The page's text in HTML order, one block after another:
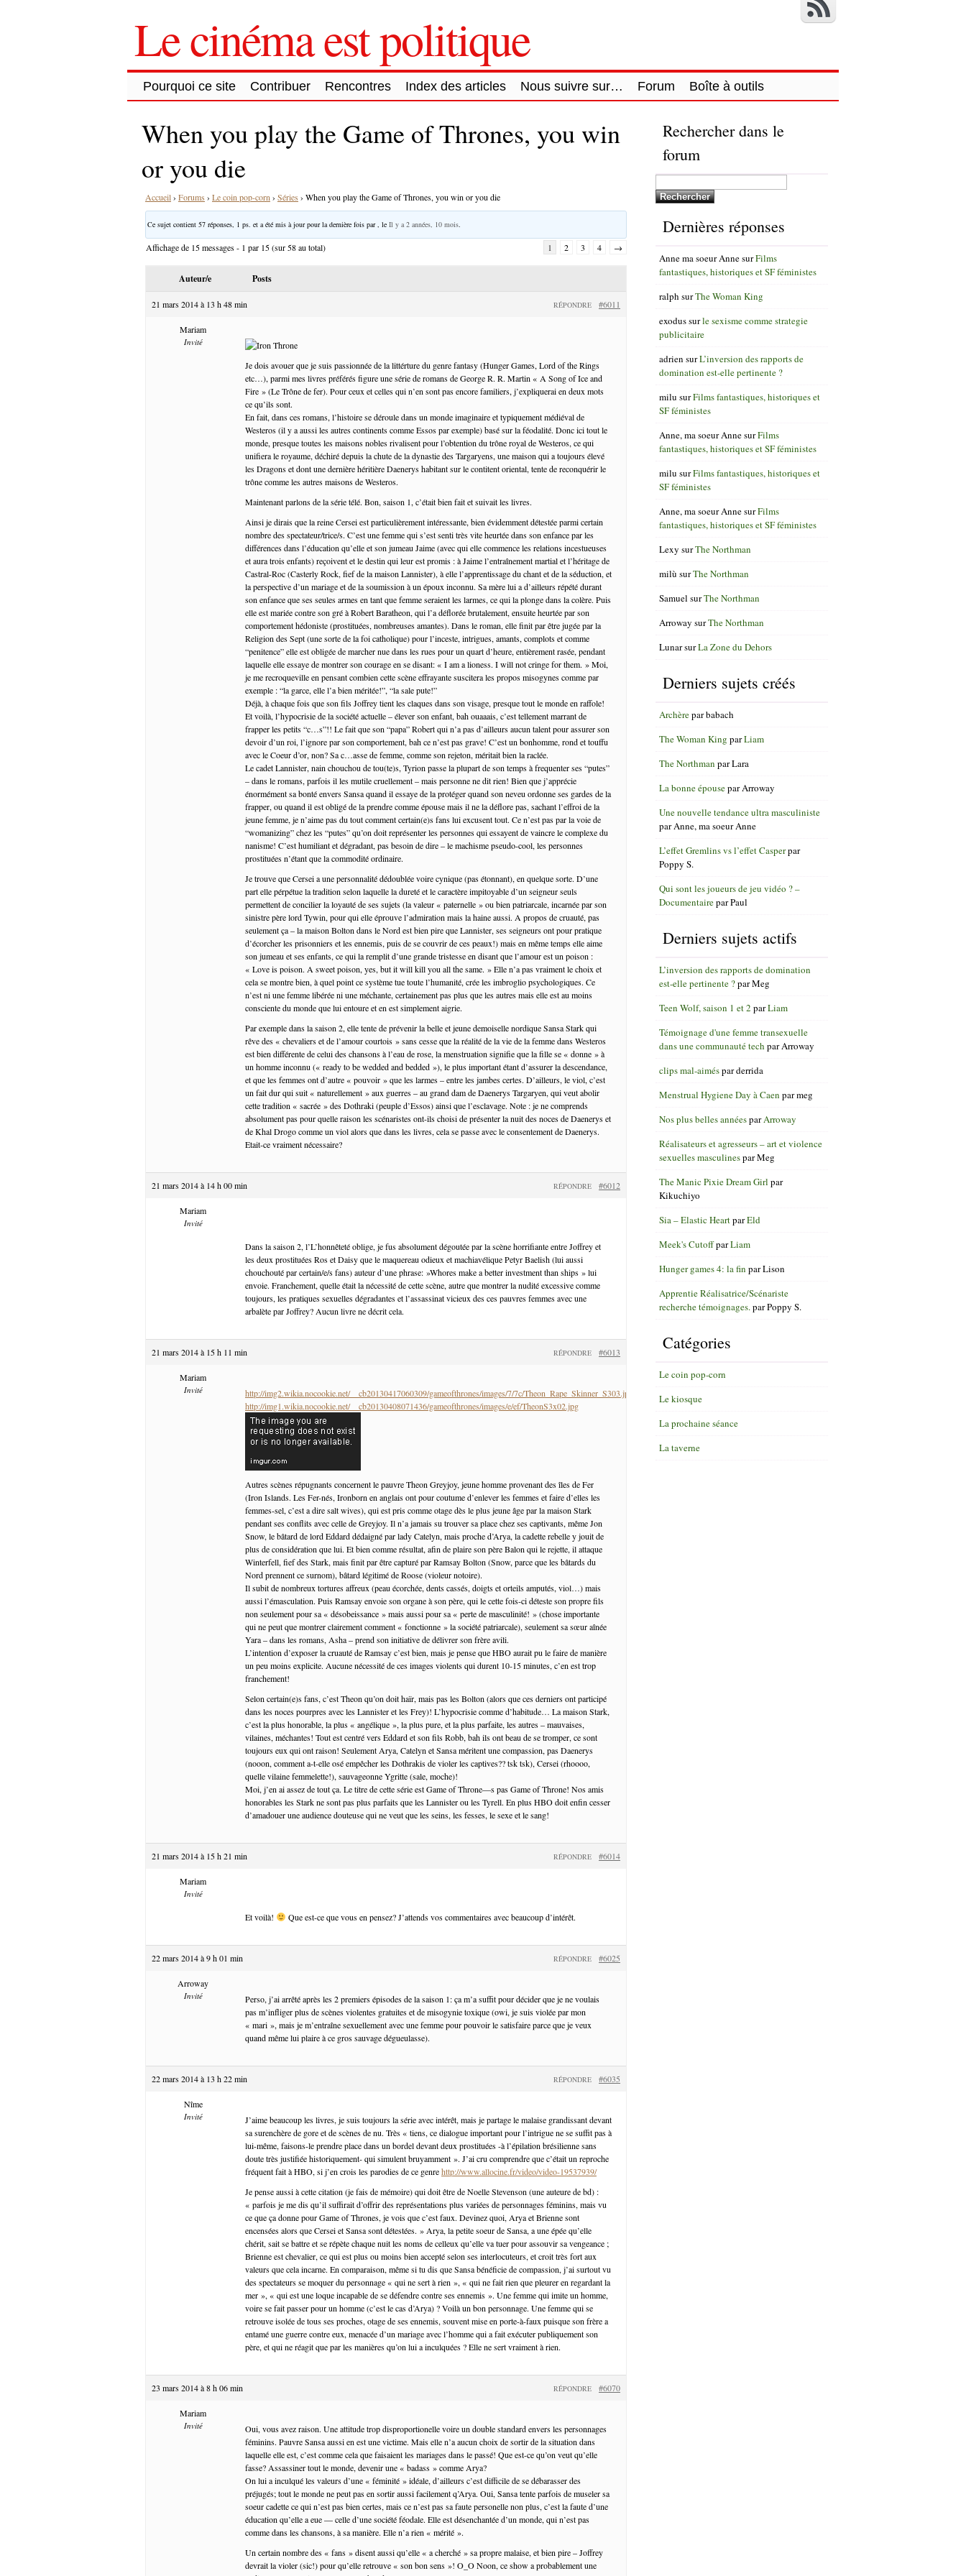
Le cinéma est politique
Pourquoi ce site Contribuer Rencontres Index des articles Nous suivre sur… Forum Boîte à outils
When you play the Game of Thrones, you win
or you die
Accueil› Forums › Le coin pop-corn › Séries › When you play the Game of Thrones, you win or you die
Ce sujet contient 57 réponses, 1 ps. et a été mis à jour pour la dernière fois par , le Il y a 2 années, 10 mois
Affichage de 15 messages - 1 par 15 (sur 58 au total) 1 2 3 4 →
Auteur/e Posts
21 mars 2014 à 13 h 48 min #6011
RÉPONDRE
Mariam
Invité
Je dois avouer que je suis passionnée de la littérture du genre fantasy (Hunger Games, Lord of the Rings
etc…), parmi mes livres préférés figure une série de romans de George R. R. Martin « A Song of Ice and
Fire » (Le Trône de fer). Pour ceux et celles qui n’en sont pas encore familiers, j’expliquerai en deux mots
ce qu’ils sont.
En fait, dans ces romans, l’histoire se déroule dans un monde imaginaire et typiquement médiéval de
Westeros (il y a aussi les autres continents comme Essos par exemple) basé sur la féodalité. Donc ici tout le
monde, presque toutes les maisons nobles rivalisent pour l’obtention du trône royal de Westeros, ce qui
unifiera le royaume, déchiré depuis la chute de la dynastie des Targaryens, une maison qui a toujours élevé
les Dragons et dont une dernière héritière Daenerys habitant sur le contitent oriental, tente de reconquérir le
trône comme les autres maisons de Westeros.
Maintenant parlons de la série télé. Bon, saison 1, c’était bien fait et suivait les livres.
Ainsi je dirais que la reine Cersei est particulièrement intéressante, bien évidemment détestée parmi certain
nombre des spectateur/trice/s. C’est une femme qui s’est senti très vite heurtée dans son enfance par les
différences dans l’éducation qu’elle et son jumeau Jaime (avec qui elle commence les relations incestueuses
et aura trois enfants) reçoivent et le destin qui leur est promis : à Jaime l’entraînement martial et l’héritage de
Castral-Roc (Casterly Rock, fief de la maison Lannister), à elle l’apprentissage du chant et de la séduction, et
la perspective d’un mariage et de la soumission à un époux inconnu. Sa mère lui a d’ailleurs répété durant
son enfance que ses seules armes en tant que femme seraient les larmes, ce qui la plonge dans la colère. Puis
elle est mariée contre son gré à Robert Baratheon, qui l’a déflorée brutalement, ensuite heurtée par son
comportement hédoniste (prostituées, nombreuses amantes). Dans le roman, elle finit par être jugée par la
Religion des Sept (une sorte de la foi catholique) pour l’inceste, intrigues, amants, complots et comme
“penitence” elle est obligée de marcher nue dans les rues pour un quart d’heure, entièrement rasée, pendant
laquelle elle essaye de montrer son courage en se disant: « I am a lioness. I will not cringe for them. » Moi,
je me recroqueville en pensant combien cette scène effrayante suscitera les propos misogynes comme par
exemple : “la garce, elle l’a bien méritée!”, “la sale pute!”
Déjà, à chaque fois que son fils Joffrey tient les claques dans son visage, presque tout le monde en raffole!
Et voilà, l’hypocrisie de la société actuelle – élever son enfant, bah ouaaais, c’est tellement marrant de
frapper les petits “c…s”!! Le fait que son “papa” Robert qui n’a pas d’ailleurs aucun talent pour assurer son
devoir d’un roi, l’ignore par son comportement, bah ce n’est pas grave! C’est un bonhomme, rond et touffu
avec le Coeur d’or, non? Sa c…asse de femme, comme son rejeton, méritait bien la raclée.
Le cadet Lannister, nain chouchou de tou(te)s, Tyrion passe la plupart de son temps à frequenter ses “putes”
– dans le romans, parfois il les mutile cruellement – mais personne ne dit rien! Bien que j’apprécie
énormément sa bonté envers Sansa quand il essaye de la protéger quand son neveu ordonne ses gardes de la
frapper, ou quand il est obligé de la prendre comme épouse mais il ne la déflore pas, sachant l’effroi de la
jeune femme, je n’aime pas du tout comment certain(e)s fans lui excusent tout. Ce n’est pas par la voie de
“womanizing” chez les “putes” qu’on doit représenter les personnes qui essayent de vaincre le complexe du
nanisme! C’est humiliant et dégradant, pas besoin de dire – le machisme pseudo-cool, les personnes
prostituées n’étant que la commodité ordinaire.
Je trouve que Cersei a une personnalité dédoublée voire cynique (pas étonnant), en quelque sorte. D’une
part elle pérpétue la tradition selon laquelle la dureté et le caractère impitoyable d’un seigneur seuls
permettent de concilier la loyauté de ses sujets (la valeur « paternelle » ou bien patriarcale, incarnée par son
sinistre père lord Tywin, pour qui elle éprouve l’admiration mais la haine aussi. A propos de cruauté, pas
seulement ça – la maison Bolton dans le Nord est bien pire que Lannister, ses seigneurs ont pour pratique
d’écorcher les prisonniers et les ennemis, puis de se couvrir de ces peaux!) mais en même temps elle aime
son jumeau et ses enfants, ce qui la remplit d’une grande tristesse en disant que l’amour est un poison :
« Love is poison. A sweet poison, yes, but it will kill you all the same. » Elle n’a pas vraiment le choix et
cela se montre bien, à quel point ce système tue toute l’humanité, crée les imbroglio psychologiques. Ce
n’est ni une femme libérée ni une méchante, certainement pas plus que les autres mais elle est au moins
consciente du monde que lui entoure et en est simplement aigrie.
Par exemple dans la saison 2, elle tente de prévenir la belle et jeune demoiselle nordique Sansa Stark qui
rêve des « chevaliers et de l’amour courtois » sans cesse que la réalité de la vie de la femme dans Westeros
est bien différente de celui des chansons à l’eau de rose, la menstruation signifie que la fille se « donne » à
un homme inconnu (« ready to be wedded and bedded »), le plus important étant d’assurer la descendance,
et que les femmes ont d’autre « pouvoir » que les larmes – entre les jambes certes. D’ailleurs, le viol, c’est
un fait dur qui suit « naturellement » aux guerres – au grand dam de Daenerys Targaryen, qui veut abolir
cette tradition « sacrée » des Dothraki (peuple d’Essos) ainsi que l’esclavage. Note : je ne comprends
absolument pas pour quelle raison les scénaristes ont-ils choisi de présenter la nuit des noces de Daenerys et
de Khal Drogo comme un viol alors que dans les livres, cela se passe avec le consentement de Daenerys.
Etait-ce vraiment nécessaire?
21 mars 2014 à 14 h 00 min #6012
RÉPONDRE
Mariam
Invité
Dans la saison 2, l’L’honnêteté oblige, je fus absolument dégoutée par la scène horrifiante entre Joffrey et
les deux prostituées Ros et Daisy que le maquereau odieux et machiavélique Petyr Baelish (lui aussi
chouchouté par certain/e/s fans) auteur d’une phrase: »Whores make a better investment than ships » lui
envoie. Franchement, quelle était la nécessité de cette scène, autre que montrer la nudité excessive comme
toujours, les pratiques sexuelles dégradantes et l’assassinat vicieux des ces pauvres femmes avec une
arbalète par Joffrey? Aucun livre ne décrit cela.
21 mars 2014 à 15 h 11 min #6013
RÉPONDRE
Mariam
Invité
http://img2.wikia.nocookie.net/__cb20130417060309/gameofthrones/images/7/7c/Theon_Rape_Skinner_S303.jpg
http://img1.wikia.nocookie.net/__cb20130408071436/gameofthrones/images/e/ef/TheonS3x02.jpg
Autres scènes répugnants concernent le pauvre Theon Greyjoy, jeune homme provenant des îles de Fer
(Iron Islands. Les Fer-nés, Ironborn en anglais ont pour coutume d’enlever les femmes et faire d’elles les
femmes-sel, c’est a dire salt wives), qui est pris comme otage dès le plus jeune âge par la maison Stark
pendant ses conflits avec celle de Greyjoy. Il n’a jamais su trouver sa place chez ses captivants, même Jon
Snow, le bâtard de lord Eddard dédaigné par lady Catelyn, mais proche d’Arya, la cadette rebelle y jouit de
plus de considération que lui. Et bien comme résultat, afin de plaire son père Balon qui le rejette, il attaque
Winterfell, fief des Stark, mais finit par être capturé par Ramsay Bolton (Snow, parce que les bâtards du
Nord prennent ce surnom), bâtard légitimé de Roose (violeur notoire).
Il subit de nombreux tortures affreux (peau écorchée, dents cassés, doigts et orteils amputés, viol…) mais
aussi l’émasculation. Puis Ramsay envoie son organe à son père, qui le cette fois-ci déteste son propre fils
non seulement pour sa « désobeissance » mais aussi pour sa « perte de masculinité! » (chose importante
qui ne peut que montrer clairement comment « fonctionne » la société patriarcale), seulement sa sœur aînée
Yara – dans les romans, Asha – prend son initiative de délivrer son frère avili.
L’intention d’exposer la cruauté de Ramsay c’est bien, mais je pense que HBO aurait pu le faire de manière
un peu moins explicite. Aucune nécessité de ces images violents qui durent 10-15 minutes, c’en est trop
franchement!
Selon certain(e)s fans, c’est Theon qu’on doit haïr, mais pas les Bolton (alors que ces derniers ont participé
dans les noces pourpres avec les Lannister et les Frey)! L’hypocrisie comme d’habitude… La maison Stark,
c’est la plus honorable, la plus « angélique », la plus pure, et la plus parfaite, les autres – mauvaises,
vilaines, méchantes! Tout est centré vers Eddard et son fils Robb, bah ils ont beau de se tromper, ce sont
toujours eux qui ont raison! Seulement Arya, Catelyn et Sansa méritent une compassion, pas Daenerys
(nooon, comment a-t-elle osé empêcher les Dothrakis de violer les captives?? tsk tsk), Cersei (rhoooo,
quelle vilaine femmelette!), sauvageonne Ygritte (sale, moche)!
Moi, j’en ai assez de tout ça. Le titre de cette série est Game of Throne—s pas Game of Throne! Nos amis
honorables les Stark ne sont pas plus parfaits que les Lannister ou les Tyrell. En plus HBO doit enfin cesser
d’amadouer une audience douteuse qui ne veut que les seins, les fesses, le sexe et le sang!
21 mars 2014 à 15 h 21 min #6014
RÉPONDRE
Mariam
Invité
Et voilà! Que est-ce que vous en pensez? J’attends vos commentaires avec beaucoup d’intérêt.
22 mars 2014 à 9 h 01 min #6025
RÉPONDRE
Arroway
Invité
Perso, j’ai arrêté après les 2 premiers épisodes de la saison 1: ça m’a suffit pour décider que je ne voulais
pas m’infliger plus de scènes violentes gratuites et de misogynie toxique (owi, je suis violée par mon
« mari », mais je m’entraîne sexuellement avec une femme pour pouvoir le satisfaire parce que je veux
quand même lui plaire à ce gros sauvage dégueulasse).
22 mars 2014 à 13 h 22 min #6035
RÉPONDRE
Nîme
Invité
J’aime beaucoup les livres, je suis toujours la série avec intérêt, mais je partage le malaise grandissant devant
sa surenchère de gore et de scènes de nu. Très « tiens, ce dialogue important pour l’intrigue ne se suffit pas à
lui-même, faisons-le prendre place dans un bordel devant deux prostituées -à l’épilation brésilienne sans
doute très justifiée historiquement- qui simulent bruyamment ». J’ai cru comprendre que c’était un reproche
fréquent fait à HBO, si j’en crois les parodies de ce genrehttp://www.allocine.fr/video/video-19537939/
Je pense aussi à cette citation (je fais de mémoire) qui doit être de Noelle Stevenson (une auteure de bd) :
« parfois je me dis qu’il suffirait d’offrir des représentations plus variées de personnages féminins, mais vu
ce que ça donne pour Game of Thrones, je vois que c’est faux. Devinez quoi, Arya et Brienne sont
encensées alors que Cersei et Sansa sont détestées. » Arya, la petite soeur de Sansa, a une épée qu’elle
chérit, sait se battre et se répète chaque nuit les noms de celleux qu’elle va tuer pour assouvir sa vengeance ;
Brienne est chevalier, ce qui est plus ou moins bien accepté selon ses interlocuteurs, et croit très fort aux
valeurs que cela incarne. En comparaison, même si tu dis que Sansa bénéficie de compassion, j’ai surtout vu
des spectateurs se moquer du personnage « qui ne sert à rien », « qui ne fait rien que pleurer en regardant la
mer », « qui est une loque incapable de se défendre contre ses ennemis ». Une femme qui imite un homme,
voire se fait passer pour un homme (c’est le cas d’Arya) ? Voilà un bon personnage. Une femme qui se
retrouve isolée de tous ses proches, otage de ses ennemis, souvent mise en porte-à-faux puisque son frère a
entamé une guerre contre eux, menacée d’un mariage avec l’homme qui a fait exécuter publiquement son
père, et qui ne réagit que par les manières qu’on lui a inculquées ? Elle ne sert vraiment à rien.
23 mars 2014 à 8 h 06 min #6070
RÉPONDRE
Mariam
Invité
Oui, vous avez raison. Une attitude trop disproportionelle voire un double standard envers les personnages
féminins. Pauvre Sansa aussi en est une victime. Mais elle n’a aucun choix de sortir de la situation dans
laquelle elle est, c’est comme cela que faisaient les mariages dans le passé! Que est-ce qu’on veut qu’elle
fasse? Assassiner tout le monde, devenir une « badass » comme Arya?
On lui a inculqué les valeurs d’une « féminité » idéale, d’ailleurs c’est difficile de se débarasser des
préjugés; tout le monde ne peut pas en sortir aussi facilement q’Arya. Oui, Sansa tente parfois de museler sa
soeur cadette ce qui n’est pas bien certes, mais ce n’est pas sa faute personelle non plus, c’est la faute d’une
éducation qu’elle a eue — celle d’une société féodale. Elle est désenchantée d’un monde, qui n’est pas
comme dans les chansons, à sa manière. Elle n’a rien « mérité ».
Un certain nombre des « fans » disent aussi qu’elle « a cherché » sa propre malaise, et bien pire – Joffrey
devrait la violer (sic!) pour qu’elle retrouve « son bon sens »! O_O Noon, ce show a probablement une
Rechercher dans le
forum
Dernières réponses
Anne ma soeur AnnesurFilms
fantastiques, historiques et SF féministes
ralph surThe Woman King
exodussurle sexisme comme strategie
publicitaire
adrien surL’inversion des rapports de
domination est-elle pertinente ?
milu surFilms fantastiques, historiques et
SF féministes
Anne, ma soeur AnnesurFilms
fantastiques, historiques et SF féministes
milu surFilms fantastiques, historiques et
SF féministes
Anne, ma soeur AnnesurFilms
fantastiques, historiques et SF féministes
Lexy surThe Northman
milù surThe Northman
Samuel surThe Northman
Arroway surThe Northman
LunarsurLa Zone du Dehors
Derniers sujets créés
Archèreparbabach
The Woman King parLiam
The Northman parLara
La bonne épouseparArroway
Une nouvelle tendance ultra masculiniste
parAnne, ma soeur Anne
L’effet Gremlins vs l’effet Casperpar
Poppy S.
Qui sont les joueurs de jeu vidéo ? –
DocumentaireparPaul
Derniers sujets actifs
L’inversion des rapports de domination
est-elle pertinente ?parMeg
Teen Wolf, saison 1 et 2 parLiam
Témoignage d'une femme transexuelle
dans une communauté tech parArroway
clips mal-aimésparderrida
Menstrual Hygiene Day à Caen parmeg
Nos plus belles annéesparArroway
Réalisateurs et agresseurs – art et violence
sexuelles masculinesparMeg
The Manic Pixie Dream Girl par
Kikuchiyo
Sia – Elastic HeartparEld
Meek's CutoffparLiam
Hunger games 4: la fin parLison
Apprentie Réalisatrice/Scénariste
recherche témoignages. parPoppy S.
Catégories
Le coin pop-corn
Le kiosque
La prochaine séance
La taverne